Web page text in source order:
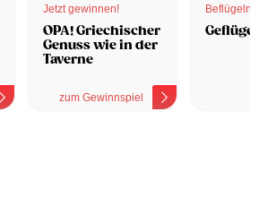
Jetzt gewinnen!
OPA! Griechischer
Genuss wie in der
Taverne
zum Gewinnspiel